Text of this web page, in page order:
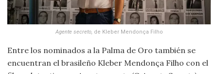
Agente secreto, de Kleber Mendonça Filho
Entre los nominados a la Palma de Oro también se
encuentran el brasileño Kleber Mendonça Filho con el